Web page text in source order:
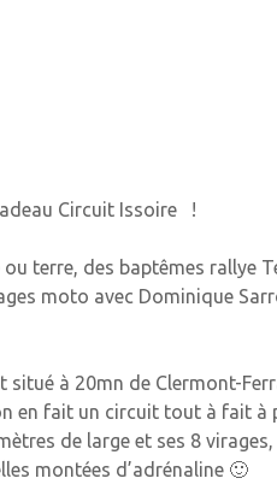
Circuit Issoire !
terre, des baptêmes rallye
moto avec Dominique
situé à 20mn de Clermont-
en fait un circuit tout à fait à
de large et ses 8
montées d’adrénaline 🙂